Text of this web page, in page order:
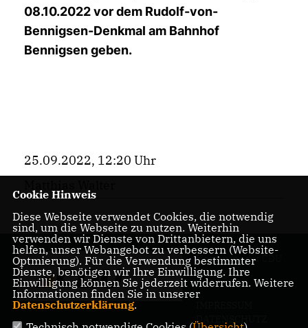
08.10.2022 vor dem Rudolf-von-
Bennigsen-Denkmal am Bahnhof
Bennigsen geben.
25.09.2022, 12:20 Uhr
Homepage der CDU
Bennigsen
DATENSCHUTZ
Cookie Hinweis
Diese Webseite verwendet Cookies, die notwendig
sind, um die Webseite zu nutzen. Weiterhin
verwenden wir Dienste von Drittanbietern, die uns
helfen, unser Webangebot zu verbessern (Website-
Optmierung). Für die Verwendung bestimmter
Dienste, benötigen wir Ihre Einwilligung. Ihre
Einwilligung können Sie jederzeit widerrufen. Weitere
Informationen finden Sie in unserer
Datenschutzerklärung.